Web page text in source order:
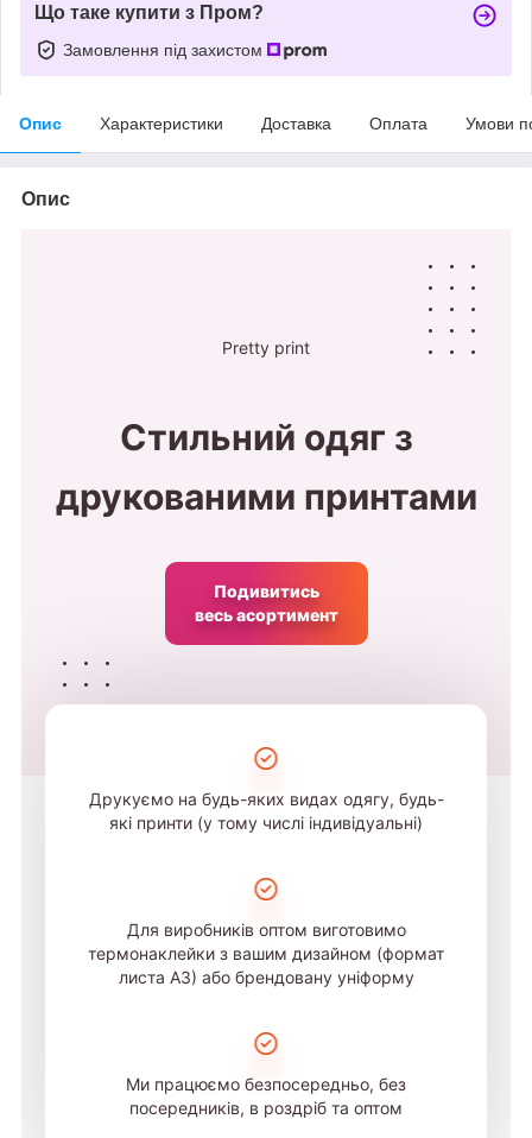
Що таке купити з Пром?
Замовлення під захистом
Опис Характеристики Доставка Оплата Умови
Опис
Pretty print
Стильний одяг з
друкованими принтами
Подивитись
весь асортимент
Друкуємо на будь-яких видах одягу, будь-
які принти (у тому числі індивідуальні)
Для виробників оптом виготовимо
термонаклейки з вашим дизайном (формат
листа А3) або брендовану уніформу
Ми працюємо безпосередньо, без
посередників, в роздріб та оптом